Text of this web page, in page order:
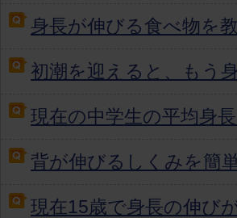
身長が伸びる食べ物を
初潮を迎えると、もう
現在の中学生の平均身
背が伸びるしくみを簡
現在15歳で身長の伸び